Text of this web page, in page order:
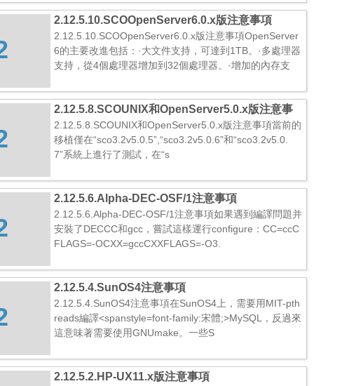
2.12.5.10.SCOOpenServer6.0.x版注意事項
2.12.5.10.SCOOpenServer6.0.x版注意事項OpenServer
6的主要改進包括：·大文件支持，可達到1TB。·多處理器
支持，從4個處理器增加到32個處理器。·增加的內存支
2.12.5.8.SCOUNIX和OpenServer5.0.x版注意事
項
2.12.5.8.SCOUNIX和OpenServer5.0.x版注意事項當前的
移植僅在“sco3.2v5.0.5”,“sco3.2v5.0.6”和“sco3.2v5.0.
7”系統上進行了測試，在“s
2.12.5.6.Alpha-DEC-OSF/1注意事項
2.12.5.6.Alpha-DEC-OSF/1注意事項如果遇到編譯問題并
安裝了DECCC和gcc，嘗試這樣運行configure：CC=ccC
FLAGS=-OCXX=gccCXXFLAGS=-O3.
2.12.5.4.SunOS4注意事項
2.12.5.4.SunOS4注意事項在SunOS4上，需要用MIT-pth
reads編譯<spanstyle=font-family:宋體;>MySQL，反過來
這意味著需要使用GNUmake。一些S
2.12.5.2.HP-UX11.x版注意事項